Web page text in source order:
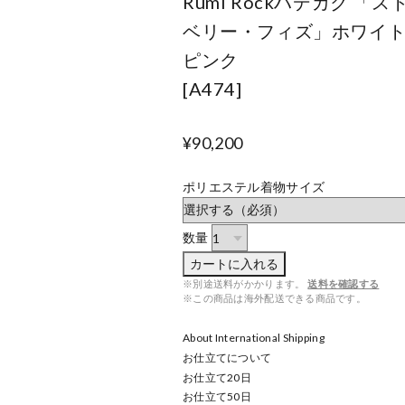
ベリー・フィズ」ホワイ
ピンク
[A474]
¥90,200
ポリエステル着物サイズ
数量
カートに入れる
※別途送料がかかります。
送料を確認する
※この商品は海外配送できる商品です。
About International Shipping
お仕立てについて
お仕立て20 日
お仕立て50 日